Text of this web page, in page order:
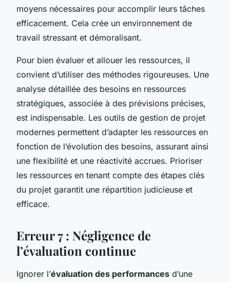
moyens nécessaires pour accomplir leurs tâches
efficacement. Cela crée un environnement de
travail stressant et démoralisant.
Pour bien évaluer et allouer les ressources, il
convient d’utiliser des méthodes rigoureuses. Une
analyse détaillée des besoins en ressources
stratégiques, associée à des prévisions précises,
est indispensable. Les outils de gestion de projet
modernes permettent d’adapter les ressources en
fonction de l’évolution des besoins, assurant ainsi
une flexibilité et une réactivité accrues. Prioriser
les ressources en tenant compte des étapes clés
du projet garantit une répartition judicieuse et
efficace.
Erreur 7 : Négligence de
l’évaluation continue
Ignorer l’évaluation des performances d’une